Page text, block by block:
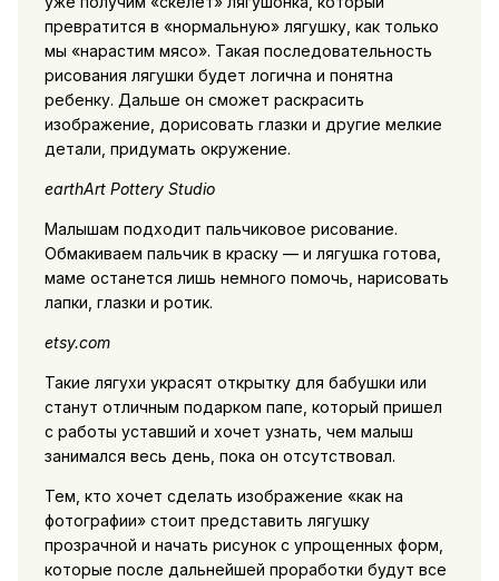
превратится в «нормальную» лягушку, как только
мы «нарастим мясо». Такая последовательность
рисования лягушки будет логична и понятна
ребенку. Дальше он сможет раскрасить
изображение, дорисовать глазки и другие мелкие
детали, придумать окружение.
earthArt Pottery Studio
Малышам подходит пальчиковое рисование.
Обмакиваем пальчик в краску — и лягушка готова,
маме останется лишь немного помочь, нарисовать
лапки, глазки и ротик.
etsy.com
Такие лягухи украсят открытку для бабушки или
станут отличным подарком папе, который пришел
с работы уставший и хочет узнать, чем малыш
занимался весь день, пока он отсутствовал.
Тем, кто хочет сделать изображение «как на
фотографии» стоит представить лягушку
прозрачной и начать рисунок с упрощенных форм,
которые после дальнейшей проработки будут все